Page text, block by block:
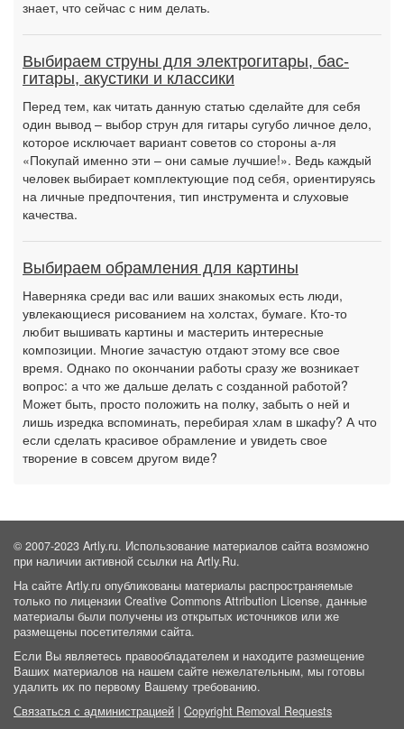
знает, что сейчас с ним делать.
Выбираем струны для электрогитары, бас-
гитары, акустики и классики
Перед тем, как читать данную статью сделайте для себя
один вывод – выбор струн для гитары сугубо личное дело,
которое исключает вариант советов со стороны а-ля
«Покупай именно эти – они самые лучшие!». Ведь каждый
человек выбирает комплектующие под себя, ориентируясь
на личные предпочтения, тип инструмента и слуховые
качества.
Выбираем обрамления для картины
Наверняка среди вас или ваших знакомых есть люди,
увлекающиеся рисованием на холстах, бумаге. Кто-то
любит вышивать картины и мастерить интересные
композиции. Многие зачастую отдают этому все свое
время. Однако по окончании работы сразу же возникает
вопрос: а что же дальше делать с созданной работой?
Может быть, просто положить на полку, забыть о ней и
лишь изредка вспоминать, перебирая хлам в шкафу? А что
если сделать красивое обрамление и увидеть свое
творение в совсем другом виде?
© 2007-2023 Artly.ru. Использование материалов сайта возможно
при наличии активной ссылки на Artly.Ru.
На сайте Artly.ru опубликованы материалы распространяемые
только по лицензии Creative Commons Attribution License, данные
материалы были получены из открытых источников или же
размещены посетителями сайта.
Если Вы являетесь правообладателем и находите размещение
Ваших материалов на нашем сайте нежелательным, мы готовы
удалить их по первому Вашему требованию.
Связаться с администрацией | Copyright Removal Requests